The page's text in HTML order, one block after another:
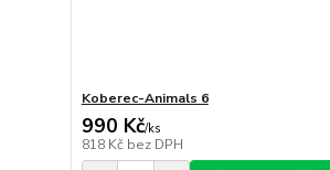
Koberec-Animals 6
990 Kč/ks
818 Kč bez DPH